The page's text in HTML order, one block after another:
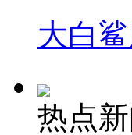
大白
热点